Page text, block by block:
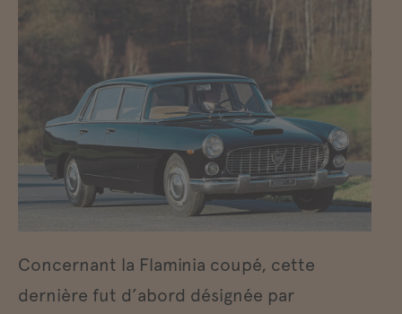
Concernant la Flaminia coupé, cette
dernière fut d’abord désignée par